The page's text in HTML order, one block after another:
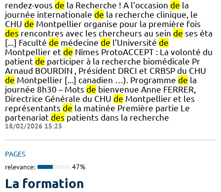
rendez-vous de la Recherche ! A l’occasion de la
journée internationale de la recherche clinique, le
CHU de Montpellier organise pour la première fois
des rencontres avec les chercheurs au sein de ses éta
[...] Faculté de médecine de l’Université de
Montpellier et de Nîmes ProtoACCEPT : La volonté du
patient de participer à la recherche biomédicale Pr
Arnaud BOURDIN , Président DRCI et CRBSP du CHU
de Montpellier [...] canadien …). Programme de la
journée 8h30 – Mots de bienvenue Anne FERRER,
Directrice Générale du CHU de Montpellier et les
représentants de la matinée Première partie Le
partenariat des patients dans la recherche
18/02/2026 15:25
PAGES
relevance: 47%
La formation